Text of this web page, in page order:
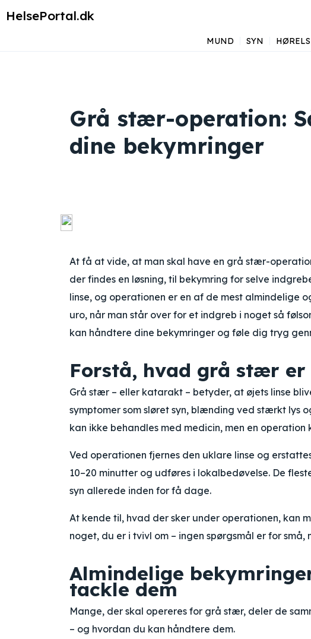
HelsePortal.dk
MUND SYN
Grå stær-operation:
dine bekymringer
At få at vide, at man skal have en grå stær-
der findes en løsning, til bekymring for selve
linse, og operationen er en af de mest almindelige
uro, når man står over for et indgreb i noget så
kan håndtere dine bekymringer og føle dig tryg
Forstå, hvad grå stær er
Grå stær – eller katarakt – betyder, at øjets linse
symptomer som sløret syn, blænding ved stærkt lys
kan ikke behandles med medicin, men en operation
Ved operationen fjernes den uklare linse og
10–20 minutter og udføres i lokalbedøvelse. De
syn allerede inden for få dage.
At kende til, hvad der sker under operationen, kan
noget, du er i tvivl om – ingen spørgsmål er for små,
Almindelige
tackle dem
Mange, der skal opereres for grå stær, deler de
– og hvordan du kan håndtere dem.